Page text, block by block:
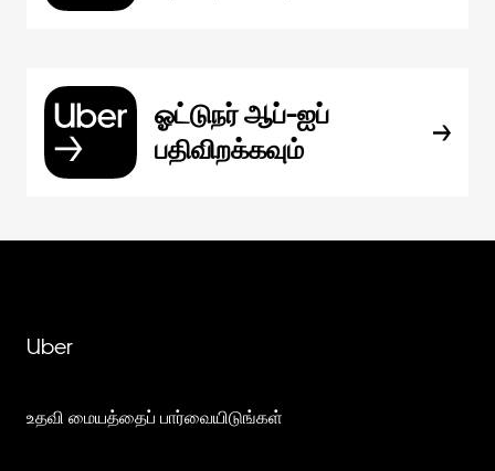
ஓட்டுநர் ஆப்-ஐப்
பதிவிறக்கவும்
Uber
உதவி மையத்தைப் பார்வையிடுங்கள்